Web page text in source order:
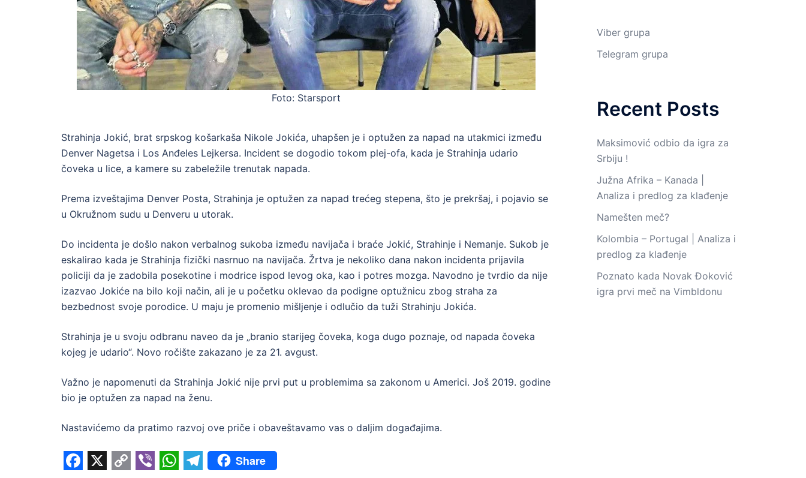
Foto: Starsport
Strahinja Jokić, brat srpskog košarkaša Nikole Jokića, uhapšen je i optužen za napad na utakmici između
Denver Nagetsa i Los Anđeles Lejkersa. Incident se dogodio tokom plej-ofa, kada je Strahinja udario
čoveka u lice, a kamere su zabeležile trenutak napada.
Prema izveštajima Denver Posta, Strahinja je optužen za napad trećeg stepena, što je prekršaj, i pojavio se
u Okružnom sudu u Denveru u utorak.
Do incidenta je došlo nakon verbalnog sukoba između navijača i braće Jokić, Strahinje i Nemanje. Sukob je
eskalirao kada je Strahinja fizički nasrnuo na navijača. Žrtva je nekoliko dana nakon incidenta prijavila
policiji da je zadobila posekotine i modrice ispod levog oka, kao i potres mozga. Navodno je tvrdio da nije
izazvao Jokiće na bilo koji način, ali je u početku oklevao da podigne optužnicu zbog straha za
bezbednost svoje porodice. U maju je promenio mišljenje i odlučio da tuži Strahinju Jokića.
Strahinja je u svoju odbranu naveo da je „branio starijeg čoveka, koga dugo poznaje, od napada čoveka
kojeg je udario“. Novo ročište zakazano je za 21. avgust.
Važno je napomenuti da Strahinja Jokić nije prvi put u problemima sa zakonom u Americi. Još 2019. godine
bio je optužen za napad na ženu.
Nastavićemo da pratimo razvoj ove priče i obaveštavamo vas o daljim događajima.
Share
Viber grupa
Telegram grupa
Recent Posts
Maksimović odbio da igra za
Srbiju !
Južna Afrika – Kanada |
Analiza i predlog za klađenje
Namešten meč?
Kolombia – Portugal | Analiza i
predlog za klađenje
Poznato kada Novak Đoković
igra prvi meč na Vimbldonu